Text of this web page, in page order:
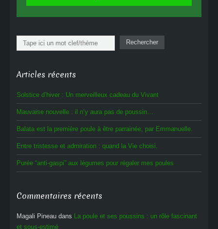
Rechercher Rechercher
Articles récents
Solstice d’hiver : Un merveilleux cadeau du Vivant
Mauvaise nouvelle : il n’y aura pas de poussin…
Balata est la première poule à être parrainée, par Emmanuelle.
Entre tristesse et admiration : quand la Vie choisi.
Purée “anti-gaspi” aux légumes pour régaler mes poules
Commentaires récents
Magali Pineau dans La poule et ses poussins : un rôle fascinant
et sous-estimé